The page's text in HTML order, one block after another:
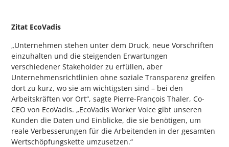
Zitat EcoVadis
„Unternehmen stehen unter dem Druck, neue Vorschriften
einzuhalten und die steigenden Erwartungen
verschiedener Stakeholder zu erfüllen, aber
Unternehmensrichtlinien ohne soziale Transparenz greifen
dort zu kurz, wo sie am wichtigsten sind – bei den
Arbeitskräften vor Ort“, sagte Pierre-François Thaler, Co-
CEO von EcoVadis. „EcoVadis Worker Voice gibt unseren
Kunden die Daten und Einblicke, die sie benötigen, um
reale Verbesserungen für die Arbeitenden in der gesamten
Wertschöpfungskette umzusetzen.“